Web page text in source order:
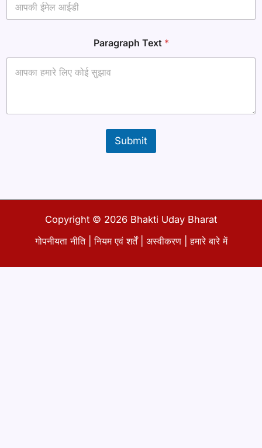
a
p
Paragraph Text *
Submit
Copyright © 2026 Bhakti Uday Bharat
गोपनीयता नीति|नियम एवं शर्तें| अस्वीकरण |हमारे बारे में